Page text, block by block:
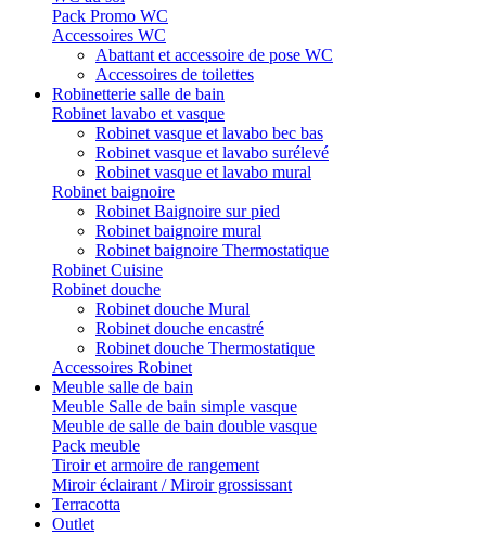
Pack Promo WC
Accessoires WC
Abattant et accessoire de pose WC
Accessoires de toilettes
Robinetterie salle de bain
Robinet lavabo et vasque
Robinet vasque et lavabo bec bas
Robinet vasque et lavabo surélevé
Robinet vasque et lavabo mural
Robinet baignoire
Robinet Baignoire sur pied
Robinet baignoire mural
Robinet baignoire Thermostatique
Robinet Cuisine
Robinet douche
Robinet douche Mural
Robinet douche encastré
Robinet douche Thermostatique
Accessoires Robinet
Meuble salle de bain
Meuble Salle de bain simple vasque
Meuble de salle de bain double vasque
Pack meuble
Tiroir et armoire de rangement
Miroir éclairant / Miroir grossissant
Terracotta
Outlet